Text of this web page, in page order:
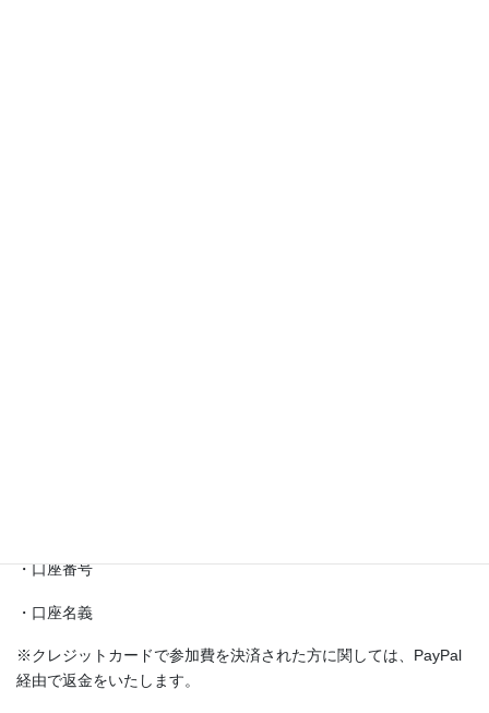
・口座番号
・口座名義
※クレジットカードで参加費を決済された方に関しては、PayPal
経由で返金をいたします。